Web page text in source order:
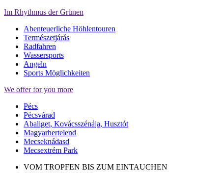
Im Rhythmus der Grünen
Abenteuerliche Höhlentouren
Természetjárás
Radfahren
Wassersports
Angeln
Sports Möglichkeiten
We offer for you more
Pécs
Pécsvárad
Abaliget, Kovácsszénája, Husztót
Magyarhertelend
Mecseknádasd
Mecsextrém Park
VOM TROPFEN BIS ZUM EINTAUCHEN